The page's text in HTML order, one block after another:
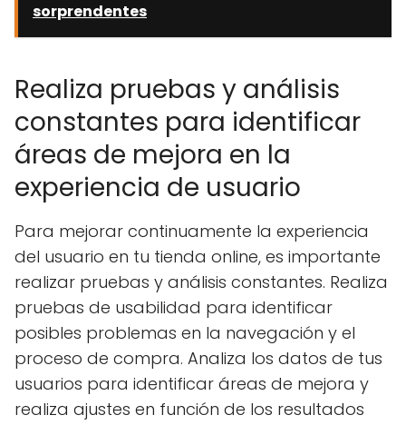
sorprendentes
Realiza pruebas y análisis
constantes para identificar
áreas de mejora en la
experiencia de usuario
Para mejorar continuamente la experiencia
del usuario en tu tienda online, es importante
realizar pruebas y análisis constantes. Realiza
pruebas de usabilidad para identificar
posibles problemas en la navegación y el
proceso de compra. Analiza los datos de tus
usuarios para identificar áreas de mejora y
realiza ajustes en función de los resultados